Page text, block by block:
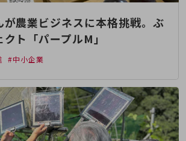
ル
ター
が農業ビジネスに本格挑戦。ぶ
ト「パープルM」
#中小企業